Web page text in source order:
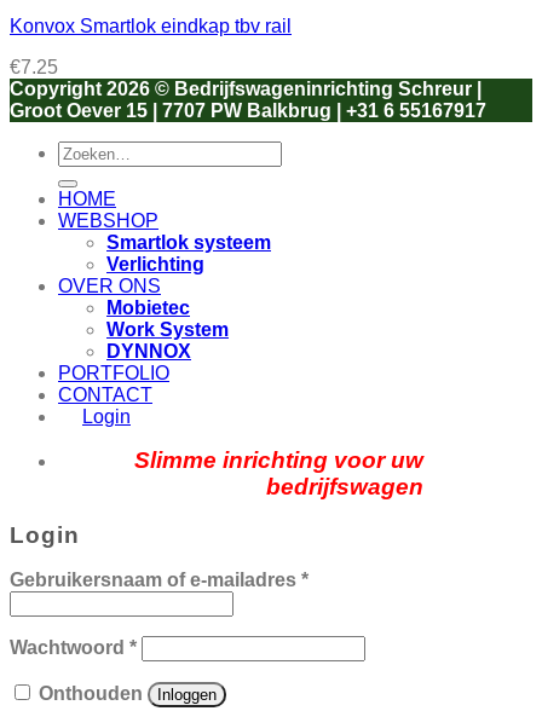
Konvox Smartlok eindkap tbv rail
€7.25
Copyright 2026 © Bedrijfswageninrichting Schreur |
Groot Oever 15 | 7707 PW Balkbrug | +31 6 55167917
Zoeken
naar:
HOME
WEBSHOP
Smartlok systeem
Verlichting
OVER ONS
Mobietec
Work System
DYNNOX
PORTFOLIO
CONTACT
Login
Slimme inrichting voor uw
bedrijfswagen
Login
Gebruikersnaam of e-mailadres *
Wachtwoord *
Onthouden Inloggen